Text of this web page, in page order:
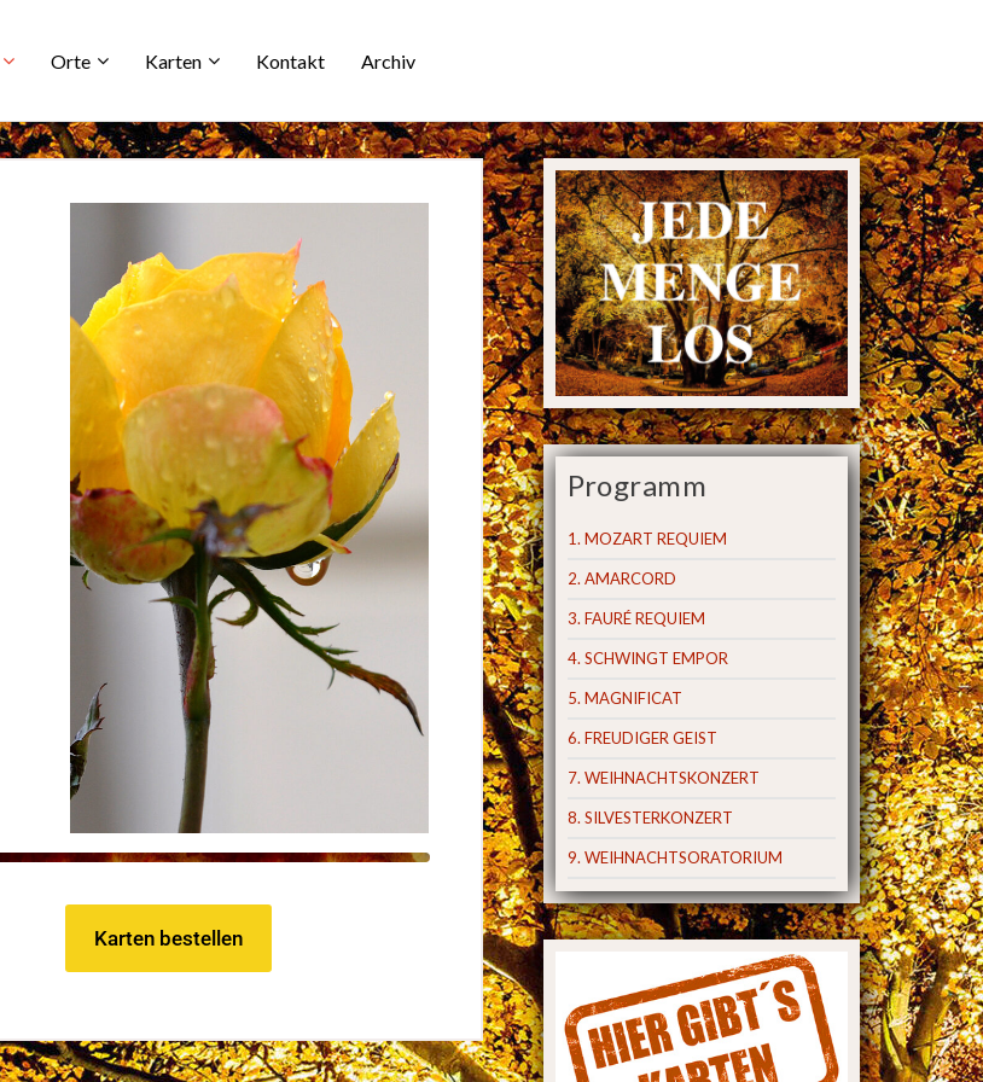
Orte Karten Kontakt Archiv
Karten bestellen
Programm
1. MOZART REQUIEM
2. AMARCORD
3. FAURÉ REQUIEM
4. SCHWINGT EMPOR
5. MAGNIFICAT
6. FREUDIGER GEIST
7. WEIHNACHTSKONZERT
8. SILVESTERKONZERT
9. WEIHNACHTSORATORIUM